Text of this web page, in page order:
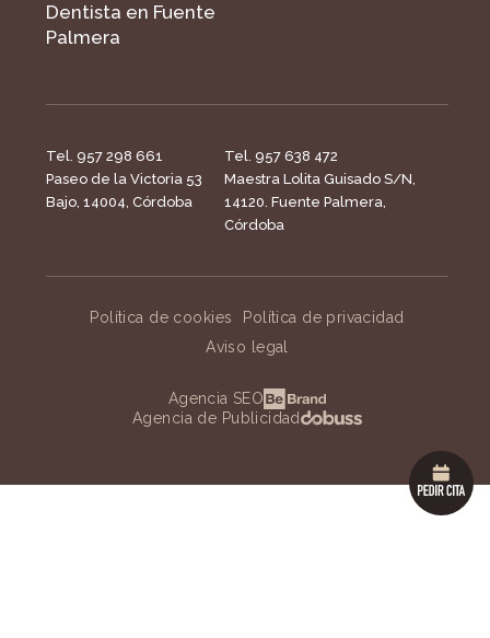
Dentista en Fuente
Palmera
Tel. 957 298 661
Paseo de la Victoria 53
Bajo, 14004, Córdoba
Tel. 957 638 472
Maestra Lolita Guisado S/N,
14120. Fuente Palmera,
Córdoba
Política de cookies
Política de privacidad
Aviso legal
Agencia SEO
Agencia de Publicidad